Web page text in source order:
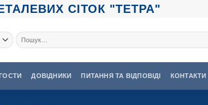
СІТОК "ТЕТРА"
Шукати:
ДОВІДНИКИ ПИТАННЯ ТА ВІДПОВІДІ КОНТАКТИ